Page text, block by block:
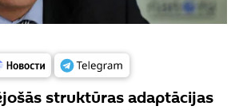
struktūras adaptācijas